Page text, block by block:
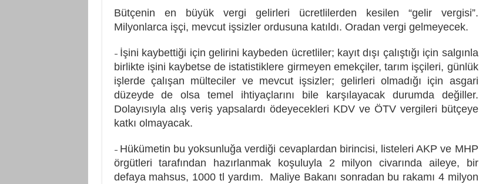
Bütçenin en büyük vergi gelirleri ücretlilerden kesilen “gelir vergisi”.
Milyonlarca işçi, mevcut işsizler ordusuna katıldı. Oradan vergi gelmeyecek.
– İşini kaybettiği için gelirini kaybeden ücretliler; kayıt dışı çalıştığı için salgınla
birlikte işini kaybetse de istatistiklere girmeyen emekçiler, tarım işçileri, günlük
işlerde çalışan mülteciler ve mevcut işsizler; gelirleri olmadığı için asgari
düzeyde de olsa temel ihtiyaçlarını bile karşılayacak durumda değiller.
Dolayısıyla alış veriş yapsalardı ödeyecekleri KDV ve ÖTV vergileri bütçeye
katkı olmayacak.
– Hükümetin bu yoksunluğa verdiği cevaplardan birincisi, listeleri AKP ve MHP
örgütleri tarafından hazırlanmak koşuluyla 2 milyon civarında aileye, bir
defaya mahsus, 1000 tl yardım. Maliye Bakanı sonradan bu rakamı 4 milyon